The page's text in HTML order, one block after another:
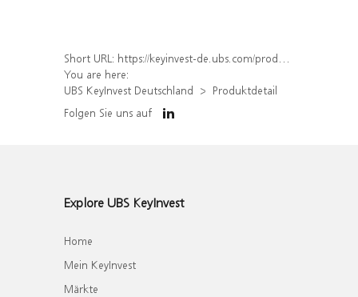
Short URL: https://keyinvest-de.ubs.com/produkt/detail/index/isin/DE000WA65R39
You are here:
UBS KeyInvest Deutschland
Produktdetail
Folgen Sie uns auf
Explore UBS KeyInvest
Home
Mein KeyInvest
Märkte